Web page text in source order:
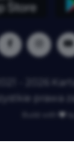
- 2026
prawa